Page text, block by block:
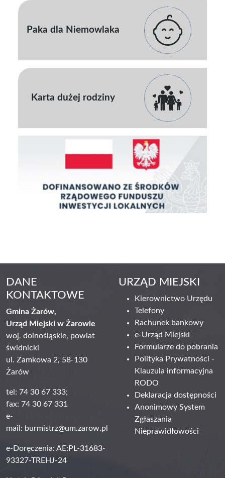
Paka dla Niemowlaka
Karta dużej rodziny
DANE
KONTAKTOWE
Gmina Żarów,
Urząd Miejski w Żarowie
woj. dolnośląskie, powiat
świdnicki
ul. Zamkowa 2, 58-130
Żarów
tel: 74 30 67 333;
fax: 74 30 67 331
e-
mail: burmistrz@um.zarow.pl
e-Doręczenia: AE:PL-31683-
93327-TREHJ-24
URZĄD MIEJSKI
Kierownictwo Urzędu
Telefony
Rachunek bankowy
e-Urząd Miejski
Formularze do pobrania
Polityka Prywatności -
Klauzula informacyjna
RODO
Deklaracja dostępności
Anonimowy System
Zgłaszania
Nieprawidłowości